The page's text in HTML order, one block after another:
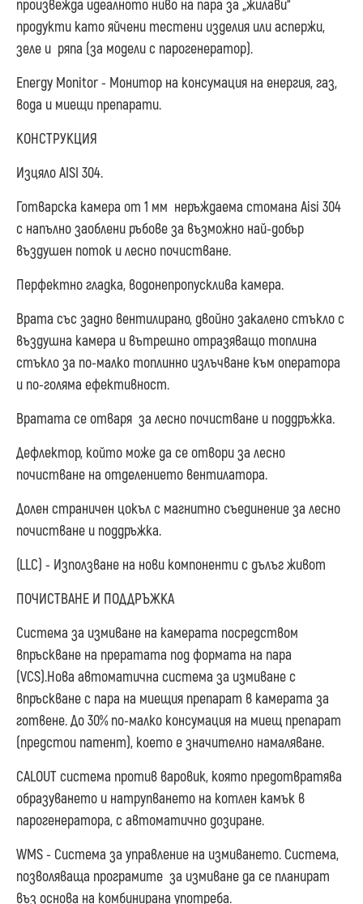
произвежда идеалното ниво на пара за „жилави“
продукти като яйчени тестени изделия или аспержи,
зеле и ряпа (за модели с парогенератор).
Energy Monitor - Монитор на консумация на енергия, газ,
вода и миещи препарати.
КОНСТРУКЦИЯ
Изцяло AISI 304.
Готварска камера от 1 мм неръждаема стомана Aisi 304
с напълно заоблени ръбове за възможно най-добър
въздушен поток и лесно почистване.
Перфектно гладка, водонепропусклива камера.
Врата със задно вентилирано, двойно закалено стъкло с
въздушна камера и вътрешно отразяващо топлина
стъкло за по-малко топлинно излъчване към оператора
и по-голяма ефективност.
Вратата се отваря за лесно почистване и поддръжка.
Дефлектор, който може да се отвори за лесно
почистване на отделението вентилатора.
Долен страничен цокъл с магнитно съединение за лесно
почистване и поддръжка.
(LLC) - Използване на нови компоненти с дълъг живот
ПОЧИСТВАНЕ И ПОДДРЪЖКА
Система за измиване на камерата посредством
впръскване на прератата под формата на пара
(VCS).Нова автоматична система за измиване с
впръскване с пара на миещия препарат в камерата за
готвене. До 30% по-малко консумация на миещ препарат
(предстои патент), което е значително намаляване.
CALOUT система против варовик, която предотвратява
образуването и натрупването на котлен камък в
парогенератора, с автоматично дозиране.
WMS - Система за управление на измиването. Система,
позволяваща програмите за измиване да се планират
въз основа на комбинирана употреба.